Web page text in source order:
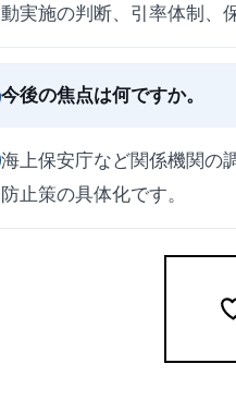
動実施の判断、引率体制、
今後の焦点は何ですか。
海上保安庁など関係機関の
防止策の具体化です。